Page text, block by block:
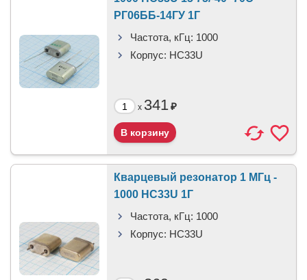
РГ06ББ-14ГУ 1Г
Частота, кГц: 1000
Корпус: HC33U
x 341₽
Кварцевый резонатор 1 МГц -
1000 HC33U 1Г
Частота, кГц: 1000
Корпус: HC33U